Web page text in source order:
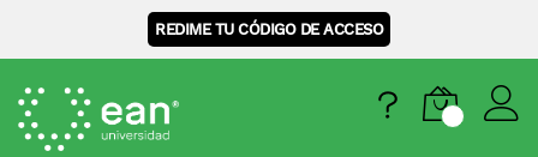
REDIME TU CÓDIGO DE ACCESO